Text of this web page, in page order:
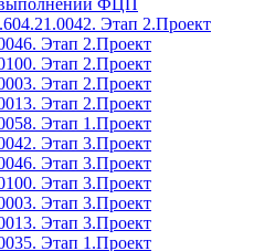
ФЦП
Этап 2.Проект
Этап 2.Проект
Этап 2.Проект
Этап 2.Проект
Этап 2.Проект
Этап 1.Проект
Этап 3.Проект
Этап 3.Проект
Этап 3.Проект
Этап 3.Проект
Этап 3.Проект
Этап 1.Проект